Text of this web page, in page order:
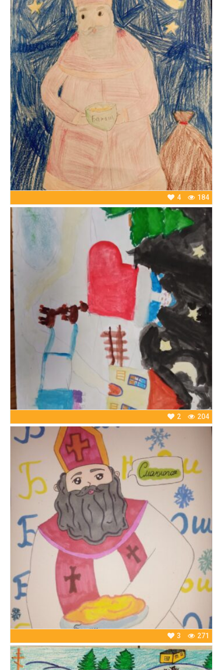
184
4
204
2
271
3